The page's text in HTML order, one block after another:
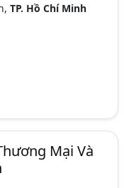
TP. Hồ Chí Minh
Mại Và